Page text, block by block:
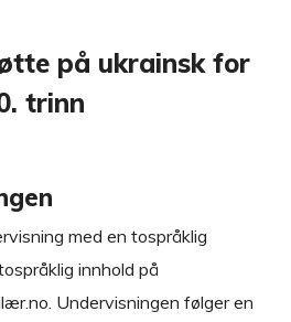
på ukrainsk for
trinn
med en tospråklig
innhold på
Undervisningen følger en